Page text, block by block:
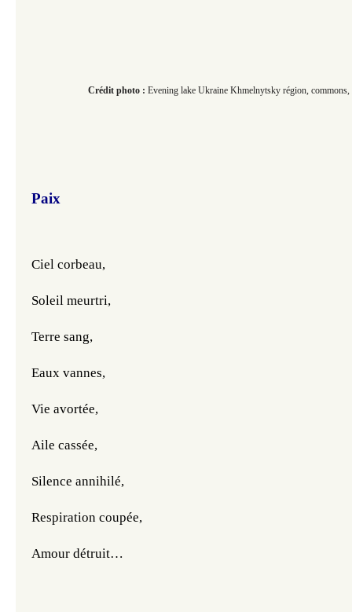
Crédit photo : Evening lake Ukraine Khmelnytsky région, commons,
Paix
Ciel corbeau,
Soleil meurtri,
Terre sang,
Eaux vannes,
Vie avortée,
Aile cassée,
Silence annihilé,
Respiration coupée,
Amour détruit…